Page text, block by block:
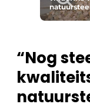
Meest
Podcasts
Privacy /
Vacature
“Nog